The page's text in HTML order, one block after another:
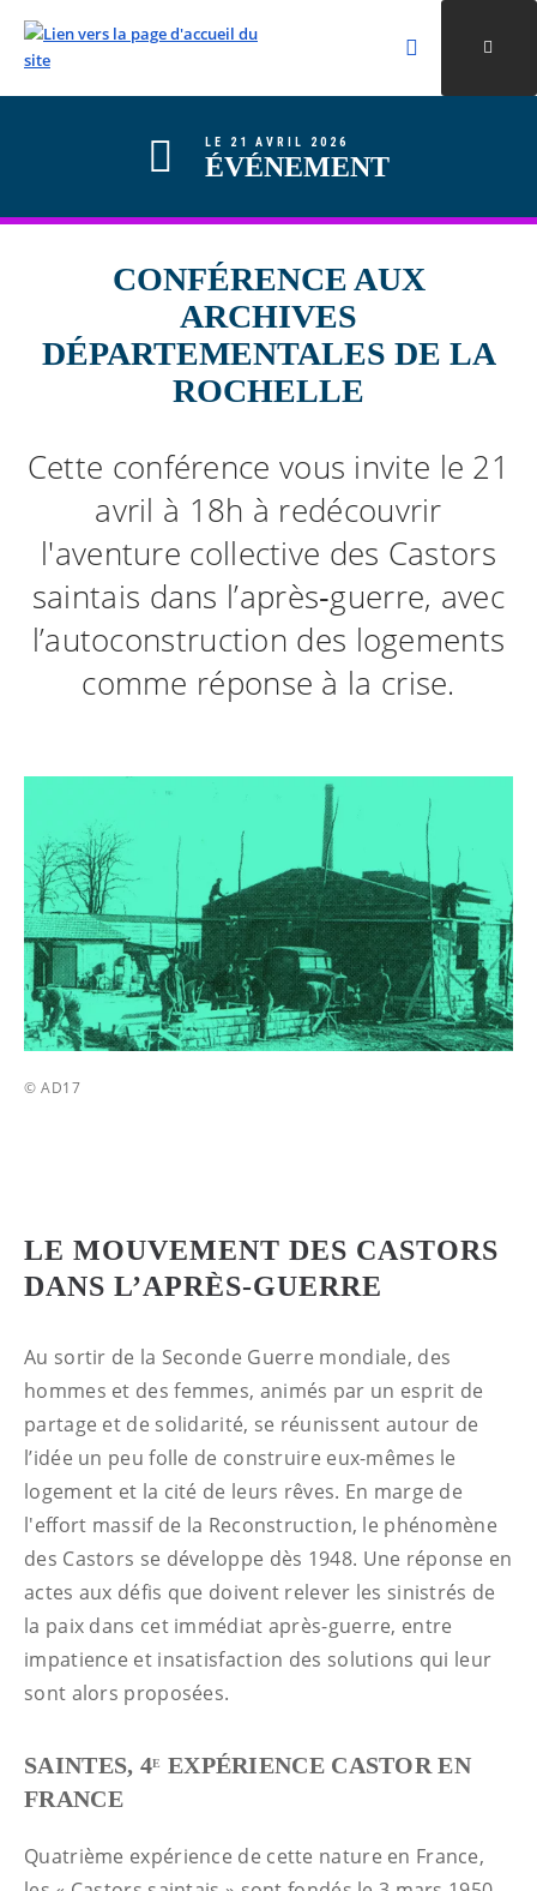
ALLER AU CONTENU
ALLER AU MENU
ALLER À LA RECHERCHE
Rechercher
Valider la
LE 21 AVRIL 2026
ÉVÉNEMENT
CONFÉRENCE AUX
ARCHIVES
DÉPARTEMENTALES DE LA
ROCHELLE
Cette conférence vous invite le 21
avril à 18h à redécouvrir
l'aventure collective des Castors
saintais dans l’après‑guerre, avec
l’autoconstruction des logements
comme réponse à la crise.
© AD17
LE MOUVEMENT DES CASTORS
DANS L’APRÈS‑GUERRE
Au sortir de la Seconde Guerre mondiale, des
hommes et des femmes, animés par un esprit de
partage et de solidarité, se réunissent autour de
l’idée un peu folle de construire eux-mêmes le
logement et la cité de leurs rêves. En marge de
l'effort massif de la Reconstruction, le phénomène
des Castors se développe dès 1948. Une réponse en
actes aux défis que doivent relever les sinistrés de
la paix dans cet immédiat après-guerre, entre
impatience et insatisfaction des solutions qui leur
sont alors proposées.
SAINTES, 4E
EXPÉRIENCE CASTOR EN
FRANCE
Quatrième expérience de cette nature en France,